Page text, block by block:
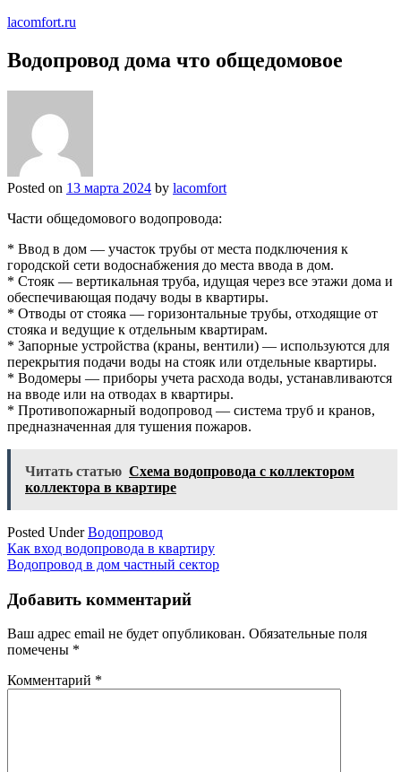
lacomfort.ru
Водопровод дома что общедомовое
Posted on 13 марта 2024 by lacomfort
Части общедомового водопровода:
* Ввод в дом — участок трубы от места подключения к
городской сети водоснабжения до места ввода в дом.
* Стояк — вертикальная труба, идущая через все этажи дома и
обеспечивающая подачу воды в квартиры.
* Отводы от стояка — горизонтальные трубы, отходящие от
стояка и ведущие к отдельным квартирам.
* Запорные устройства (краны, вентили) — используются для
перекрытия подачи воды на стояк или отдельные квартиры.
* Водомеры — приборы учета расхода воды, устанавливаются
на вводе или на отводах в квартиры.
* Противопожарный водопровод — система труб и кранов,
предназначенная для тушения пожаров.
Читать статью Схема водопровода с коллектором
коллектора в квартире
Posted UnderВодопровод
Навигация
по
записям
Как вход водопровода в квартиру
Водопровод в дом частный сектор
Добавить комментарий
Ваш адрес email не будет опубликован. Обязательные поля
помечены *
Комментарий *